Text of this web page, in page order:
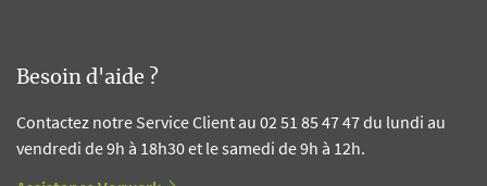
Besoin d'aide ?
Contactez notre Service Client au 02 51 85 47 47 du lundi au
vendredi de 9h à 18h30 et le samedi de 9h à 12h.